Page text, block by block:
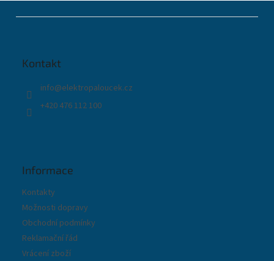
Kontakt
info@elektropaloucek.cz
+420 476 112 100
Informace
Kontakty
Možnosti dopravy
Obchodní podmínky
Reklamační řád
Vrácení zboží